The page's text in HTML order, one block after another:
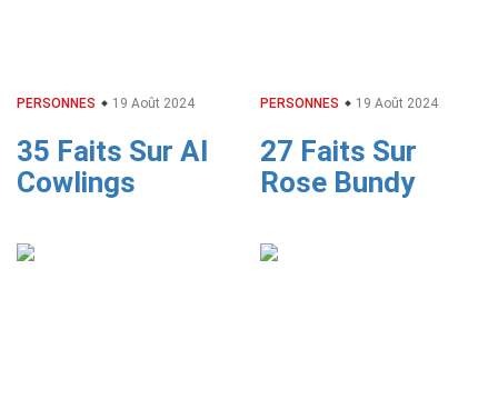
PERSONNES 19 Août 2024
35 Faits Sur Al
Cowlings
PERSONNES 19 Août 2024
27 Faits Sur
Rose Bundy